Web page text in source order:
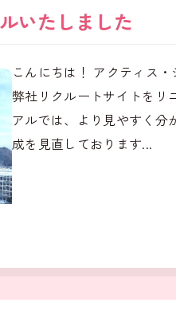
いたしました
こんにちは！ アクティス
弊社リクルートサイトを
アルでは、より見やすく分
成を見直しております...